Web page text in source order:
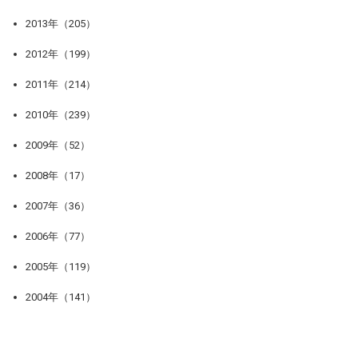
2013年（205）
2012年（199）
2011年（214）
2010年（239）
2009年（52）
2008年（17）
2007年（36）
2006年（77）
2005年（119）
2004年（141）